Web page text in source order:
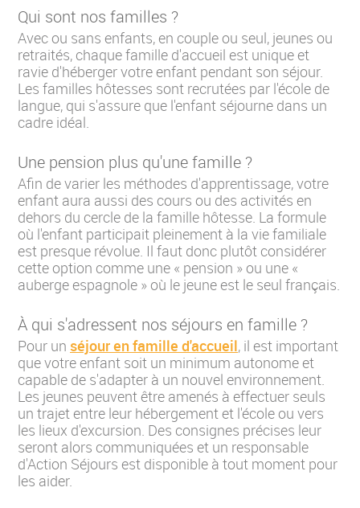
Qui sont nos familles ?
Avec ou sans enfants, en couple ou seul, jeunes ou
retraités, chaque famille d'accueil est unique et
ravie d'héberger votre enfant pendant son séjour.
Les familles hôtesses sont recrutées par l'école de
langue, qui s'assure que l'enfant séjourne dans un
cadre idéal.
Une pension plus qu'une famille ?
Afin de varier les méthodes d'apprentissage, votre
enfant aura aussi des cours ou des activités en
dehors du cercle de la famille hôtesse. La formule
où l'enfant participait pleinement à la vie familiale
est presque révolue. Il faut donc plutôt considérer
cette option comme une « pension » ou une «
auberge espagnole » où le jeune est le seul français.
À qui s'adressent nos séjours en famille ?
Pour un séjour en famille d'accueil, il est important
que votre enfant soit un minimum autonome et
capable de s'adapter à un nouvel environnement.
Les jeunes peuvent être amenés à effectuer seuls
un trajet entre leur hébergement et l'école ou vers
les lieux d'excursion. Des consignes précises leur
seront alors communiquées et un responsable
d'Action Séjours est disponible à tout moment pour
les aider.